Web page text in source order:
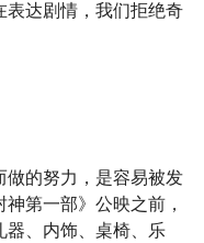
表达剧情，我们拒绝奇
做的努力，是容易被发
神第一部》公映之前，
器、内饰、桌椅、乐